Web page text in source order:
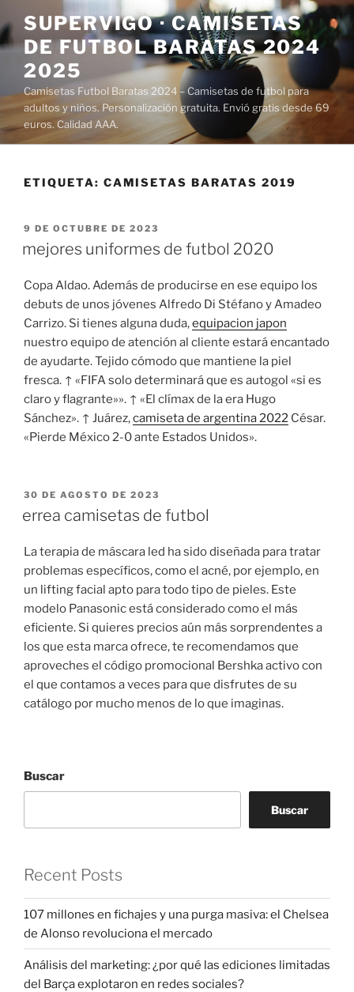
al
contenido
SUPERVIGO · CAMISETAS
DE FUTBOL BARATAS 2024
2025
Camisetas Futbol Baratas 2024 – Camisetas de futbol para
adultos y niños. Personalización gratuita. Envió gratis desde 69
euros. Calidad AAA.
ETIQUETA: CAMISETAS BARATAS 2019
PUBLICADO
9 DE OCTUBRE DE 2023
mejores uniformes de futbol 2020
Copa Aldao. Además de producirse en ese equipo los
debuts de unos jóvenes Alfredo Di Stéfano y Amadeo
Carrizo. Si tienes alguna duda,equipacion japon
nuestro equipo de atención al cliente estará encantado
de ayudarte. Tejido cómodo que mantiene la piel
fresca. ↑ «FIFA solo determinará que es autogol «si es
claro y flagrante»». ↑ «El clímax de la era Hugo
Sánchez». ↑ Juárez,camiseta de argentina 2022 César.
«Pierde México 2-0 ante Estados Unidos».
PUBLICADO
30 DE AGOSTO DE 2023
errea camisetas de futbol
La terapia de máscara led ha sido diseñada para tratar
problemas específicos, como el acné, por ejemplo, en
un lifting facial apto para todo tipo de pieles. Este
modelo Panasonic está considerado como el más
eficiente. Si quieres precios aún más sorprendentes a
los que esta marca ofrece, te recomendamos que
aproveches el código promocional Bershka activo con
el que contamos a veces para que disfrutes de su
catálogo por mucho menos de lo que imaginas.
Buscar
Buscar
Recent Posts
107 millones en fichajes y una purga masiva: el Chelsea
de Alonso revoluciona el mercado
Análisis del marketing: ¿por qué las ediciones limitadas
del Barça explotaron en redes sociales?